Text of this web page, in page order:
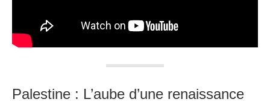
Palestine : L’aube d’une renaissance